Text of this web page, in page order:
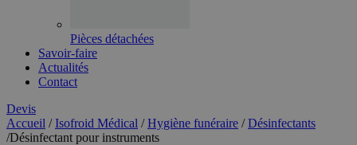
Pièces détachées
Savoir-faire
Actualités
Contact
Devis
Accueil /Isofroid Médical /Hygiène funéraire /Désinfectants
/Désinfectant pour instruments